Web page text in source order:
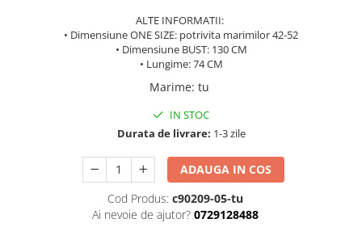
ALTE INFORMATII:
• Dimensiune ONE SIZE: potrivita marimilor 42-52
• Dimensiune BUST: 130 CM
• Lungime: 74 CM
Marime: tu
IN STOC
Durata de livrare: 1-3 zile
ADAUGA IN COS
Cod Produs: c90209-05-tu
Ai nevoie de ajutor? 0729128488